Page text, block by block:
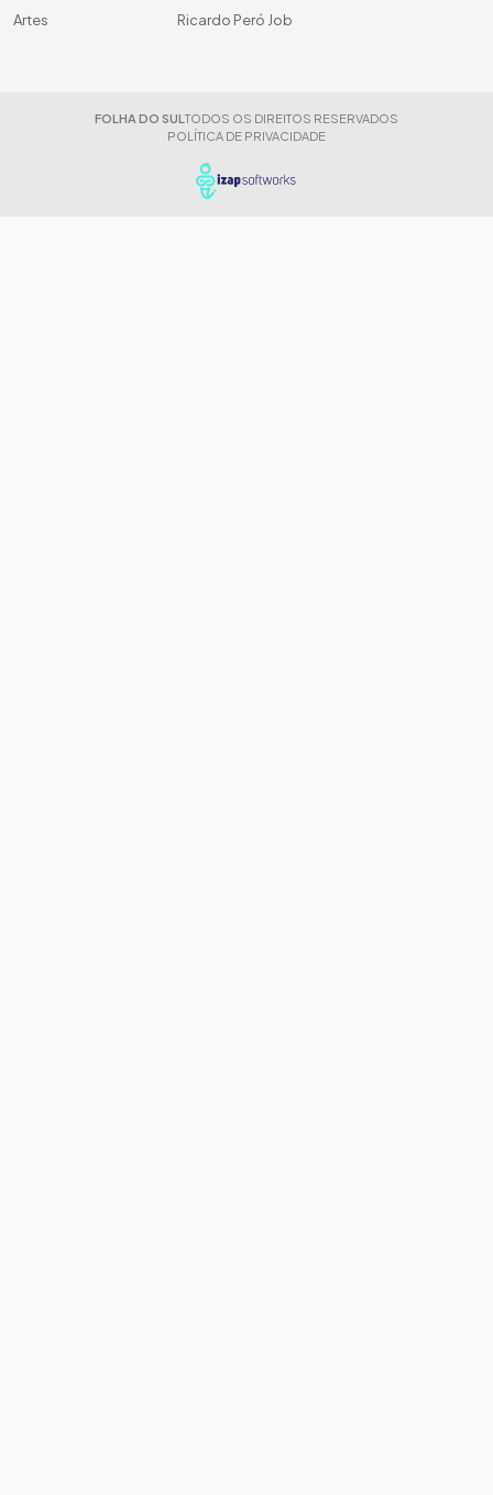
Artes
Ricardo Peró Job
FOLHA DO SUL TODOS OS DIREITOS RESERVADOS
POLÍTICA DE PRIVACIDADE